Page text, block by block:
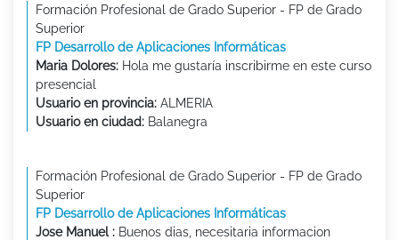
Formación Profesional de Grado Superior - FP de Grado
Superior
FP Desarrollo de Aplicaciones Informáticas
Maria Dolores: Hola me gustaría inscribirme en este curso
presencial
Usuario en provincia: ALMERIA
Usuario en ciudad: Balanegra
Formación Profesional de Grado Superior - FP de Grado
Superior
FP Desarrollo de Aplicaciones Informáticas
Jose Manuel : Buenos dias, necesitaria informacion